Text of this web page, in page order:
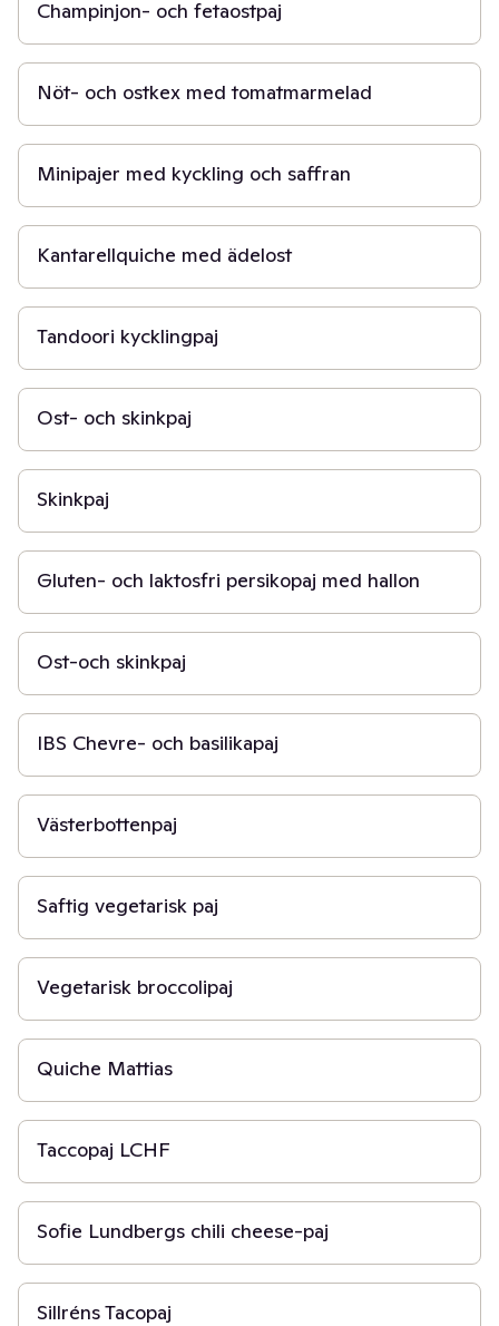
Champinjon- och fetaostpaj
2 t
Nöt- och ostkex med tomatmarmelad
40 min
Minipajer med kyckling och saffran
1 t 30 min
Kantarellquiche med ädelost
1 t
Tandoori kycklingpaj
1 t
Ost- och skinkpaj
30 min
Skinkpaj
30 min
Gluten- och laktosfri persikopaj med hallon
1 t
Ost-och skinkpaj
45 min
IBS Chevre- och basilikapaj
50 min
Västerbottenpaj
30 min
Saftig vegetarisk paj
5 min
Vegetarisk broccolipaj
45 min
Quiche Mattias
1 t
Taccopaj LCHF
3 t
Sofie Lundbergs chili cheese-paj
40 min
Sillréns Tacopaj